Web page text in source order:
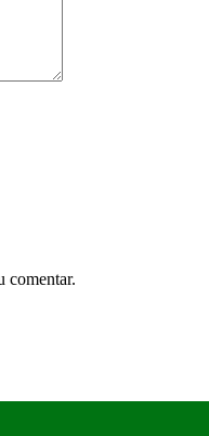
comentar.